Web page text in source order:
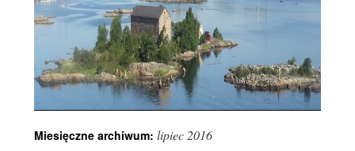
Miesięczne archiwum: lipiec 2016